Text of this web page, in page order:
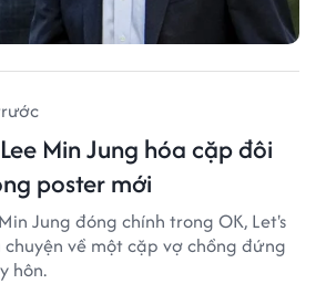
Min Jung hóa cặp đôi
poster mới
Jung đóng chính trong OK, Let's
về một cặp vợ chồng đứng
hôn.